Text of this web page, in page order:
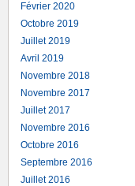
Février 2020
Octobre 2019
Juillet 2019
Avril 2019
Novembre 2018
Novembre 2017
Juillet 2017
Novembre 2016
Octobre 2016
Septembre 2016
Juillet 2016